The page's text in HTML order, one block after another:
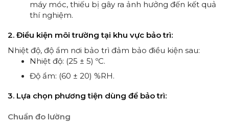
máy móc, thiếu bị gây ra ảnh hưởng đến kết quả
thí nghiệm.
2. Điều kiện môi trường tại khu vực bảo trì:
Nhiệt độ, độ ẩm nơi bảo trì đảm bảo điều kiện sau:
Nhiệt độ: (25 ± 5) ºC.
Độ ẩm: (60 ± 20) %RH.
3. Lựa chọn phương tiện dùng để bảo trì:
Chuẩn đo lường